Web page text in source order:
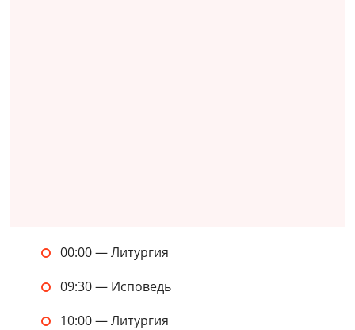
00:00 — Литургия
09:30 — Исповедь
10:00 — Литургия